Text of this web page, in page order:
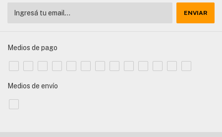
Medios de pago
Medios de envío